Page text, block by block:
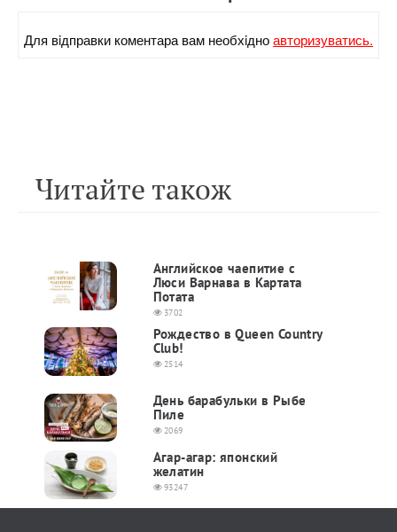
Для вiдправки коментара вам необхiдноавторизуватись.
Читайте також
Английское чаепитие с
Люси Варнава в Картата
Потата
3702
Рождество в Queen Country
Club!
2514
День барабульки в Рыбе
Пиле
2069
Агар-агар: японский
желатин
93247